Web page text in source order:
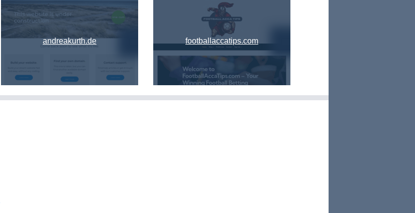
andreakurth.de footballaccatips.com